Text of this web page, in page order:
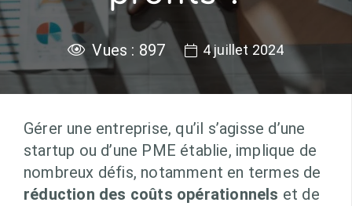
Vues : 897 4 juillet 2024
Gérer une entreprise, qu’il s’agisse d’une
startup ou d’une PME établie, implique de
nombreux défis, notamment en termes de
réduction des coûts opérationnels et de